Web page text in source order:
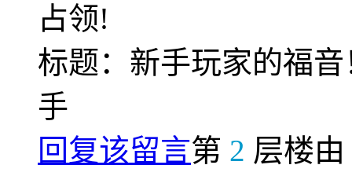
占领!
标题：新手玩家的福
手
回复该留言第 2 层楼由